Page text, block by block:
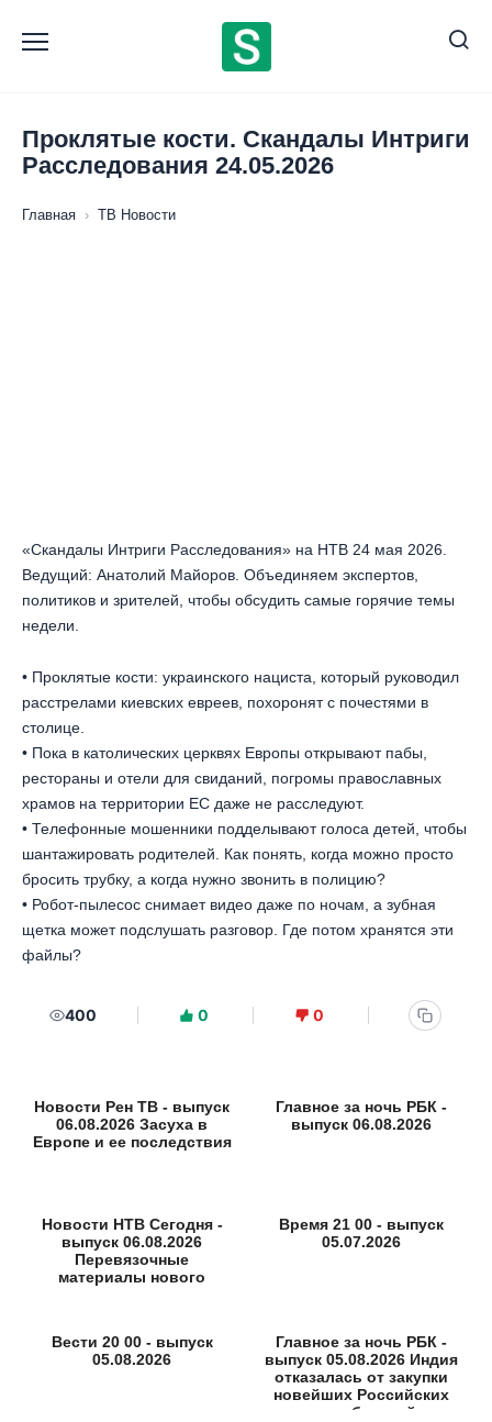
содержанию
Проклятые кости. Скандалы Интриги
Расследования 24.05.2026
Главная › ТВ Новости
«Скандалы Интриги Расследования» на НТВ 24 мая 2026.
Ведущий: Анатолий Майоров. Объединяем экспертов,
политиков и зрителей, чтобы обсудить самые горячие темы
недели.
• Проклятые кости: украинского нациста, который руководил
расстрелами киевских евреев, похоронят с почестями в
столице.
• Пока в католических церквях Европы открывают пабы,
рестораны и отели для свиданий, погромы православных
храмов на территории ЕС даже не расследуют.
• Телефонные мошенники подделывают голоса детей, чтобы
шантажировать родителей. Как понять, когда можно просто
бросить трубку, а когда нужно звонить в полицию?
• Робот-пылесос снимает видео даже по ночам, а зубная
щетка может подслушать разговор. Где потом хранятся эти
файлы?
400 0 0
Новости Рен ТВ - выпуск
06.08.2026 Засуха в
Европе и ее последствия
Главное за ночь РБК -
выпуск 06.08.2026
Новости НТВ Сегодня -
выпуск 06.08.2026
Перевязочные
материалы нового
Время 21 00 - выпуск
05.07.2026
Вести 20 00 - выпуск
05.08.2026
Главное за ночь РБК -
выпуск 05.08.2026 Индия
отказалась от закупки
новейших Российских
истребителей